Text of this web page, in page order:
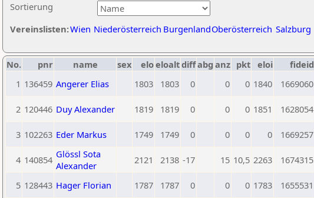
Sortierung
Vereinslisten:Wien Niederösterreich BurgenlandOberösterreich Salzburg
No. pnr name sex eloeloaltdiffabg anz pkt eloi fideid
1 136459 Angerer Elias 1803 1803 0 0 0 1840 1669060
2 120446 Duy Alexander 1819 1819 0 0 0 1851 1628054
3 102263 Eder Markus 1749 1749 0 0 0 0 1669257
4 140854 Glössl Sota
Alexander
2121 2138 -17 15 10,5 2263 1674315
5 128443 Hager Florian 1787 1787 0 0 0 1783 1655531